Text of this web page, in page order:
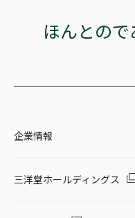
ほんとの
企業情報
三洋堂ホールディングス